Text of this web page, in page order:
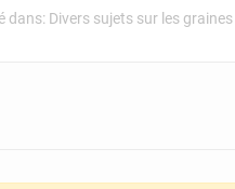
dans: Divers sujets sur les